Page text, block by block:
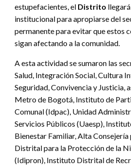
estupefacientes, el Distrito
institucional para apropiarse del
permanente para evitar que estos
sigan afectando a la comunidad.
A esta actividad se sumaron las
Salud, Integración Social, Cultura
Seguridad, Convivencia y Justicia,
Metro de Bogotá, Instituto de
Comunal (Idpac), Unidad
Servicios Públicos (Uaesp),
Bienestar Familiar, Alta
Distrital para la Protección de la
(Idipron), Instituto Distrital de